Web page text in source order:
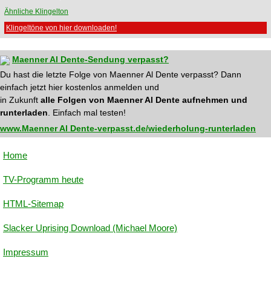
Ähnliche Klingelton
Klingeltöne von hier downloaden!
Maenner Al Dente-Sendung verpasst?
Du hast die letzte Folge von Maenner Al Dente verpasst? Dann
einfach jetzt hier kostenlos anmelden und
in Zukunft alle Folgen von Maenner Al Dente aufnehmen und
runterladen . Einfach mal testen!
www.Maenner Al Dente-verpasst.de/wiederholung-runterladen
Home
TV-Programm heute
HTML-Sitemap
Slacker Uprising Download (Michael Moore)
Impressum